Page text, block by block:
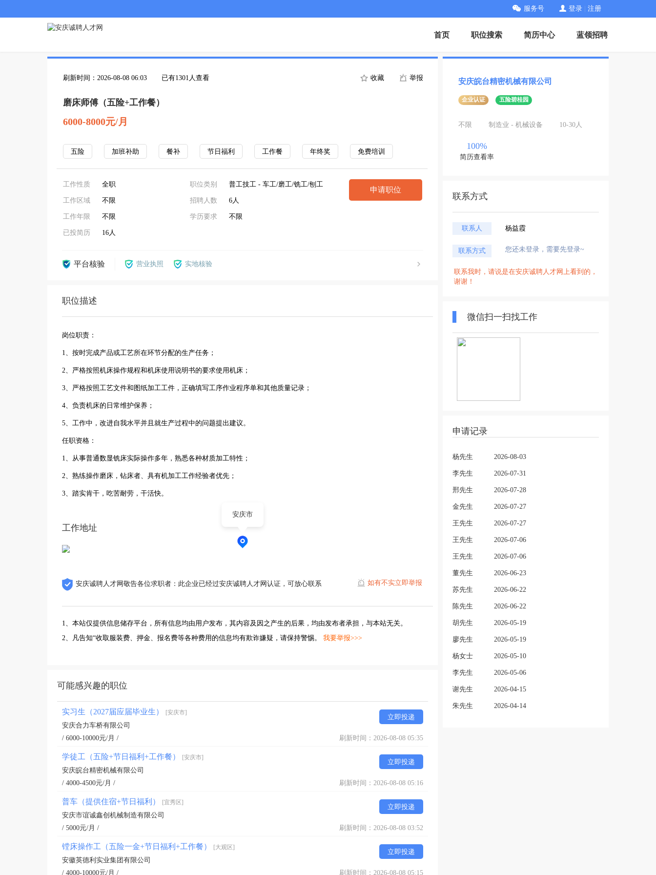
服务号 登录 注册
首页 职位搜索 简历中心 蓝领招聘
刷新时间：2026-08-08 06:03 已有1301人查看 收藏 举报
磨床师傅（五险+工作餐）
6000-8000元/月
五险 加班补助 餐补 节日福利 工作餐 年终奖 免费培训
工作性质 全职
工作区域 不限
工作年限 不限
已投简历 16人
职位类别 普工技工 - 车工/磨工/铣工/刨工
招聘人数 6人
学历要求 不限
申请职位
平台核验 营业执照 实地核验
职位描述
岗位职责：
1、按时完成产品或工艺所在环节分配的生产任务；
2、严格按照机床操作规程和机床使用说明书的要求使用机床；
3、严格按照工艺文件和图纸加工工件，正确填写工序作业程序单和其他质量记录；
4、负责机床的日常维护保养；
5、工作中，改进自我水平并且就生产过程中的问题提出建议。
任职资格：
1、从事普通数显铣床实际操作多年，熟悉各种材质加工特性；
2、熟练操作磨床，钻床者、具有机加工工作经验者优先；
3、踏实肯干，吃苦耐劳，干活快。
工作地址
安庆市
安庆诚聘人才网敬告各位求职者：此企业已经过安庆诚聘人才网认证，可放心联系 如有不实立即举报
1、本站仅提供信息储存平台，所有信息均由用户发布，其内容及因之产生的后果，均由发布者承担，与本站无关。
2、凡告知“收取服装费、押金、报名费等各种费用的信息均有欺诈嫌疑，请保持警惕。 我要举报>>>
可能感兴趣的职位
实习生（2027届应届毕业生） [安庆市]
立即投递
安庆合力车桥有限公司
/ 6000-10000元/月 /
刷新时间：2026-08-08 05:35
学徒工（五险+节日福利+工作餐） [安庆市]
立即投递
安庆皖台精密机械有限公司
/ 4000-4500元/月 /
刷新时间：2026-08-08 05:16
普车（提供住宿+节日福利） [宜秀区]
立即投递
安庆市谊诚鑫创机械制造有限公司
/ 5000元/月 /
刷新时间：2026-08-08 03:52
镗床操作工（五险一金+节日福利+工作餐） [大观区]
立即投递
安徽英德利实业集团有限公司
/ 4000-10000元/月 /
刷新时间：2026-08-08 05:15
安庆皖台精密机械有限公司
企业认证 五险碧桂园
不限 制造业 - 机械设备 10-30人
100%
简历查看率
联系方式
联系人 杨益霞
联系方式 您还未登录，需要先登录~
联系我时，请说是在安庆诚聘人才网上看到的，
谢谢！
微信扫一扫找工作
申请记录
杨先生 2026-08-03
李先生 2026-07-31
邢先生 2026-07-28
金先生 2026-07-27
王先生 2026-07-27
王先生 2026-07-06
王先生 2026-07-06
董先生 2026-06-23
苏先生 2026-06-22
陈先生 2026-06-22
胡先生 2026-05-19
廖先生 2026-05-19
杨女士 2026-05-10
李先生 2026-05-06
谢先生 2026-04-15
朱先生 2026-04-14